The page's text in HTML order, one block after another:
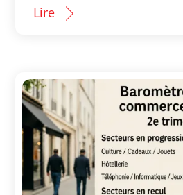
Lire